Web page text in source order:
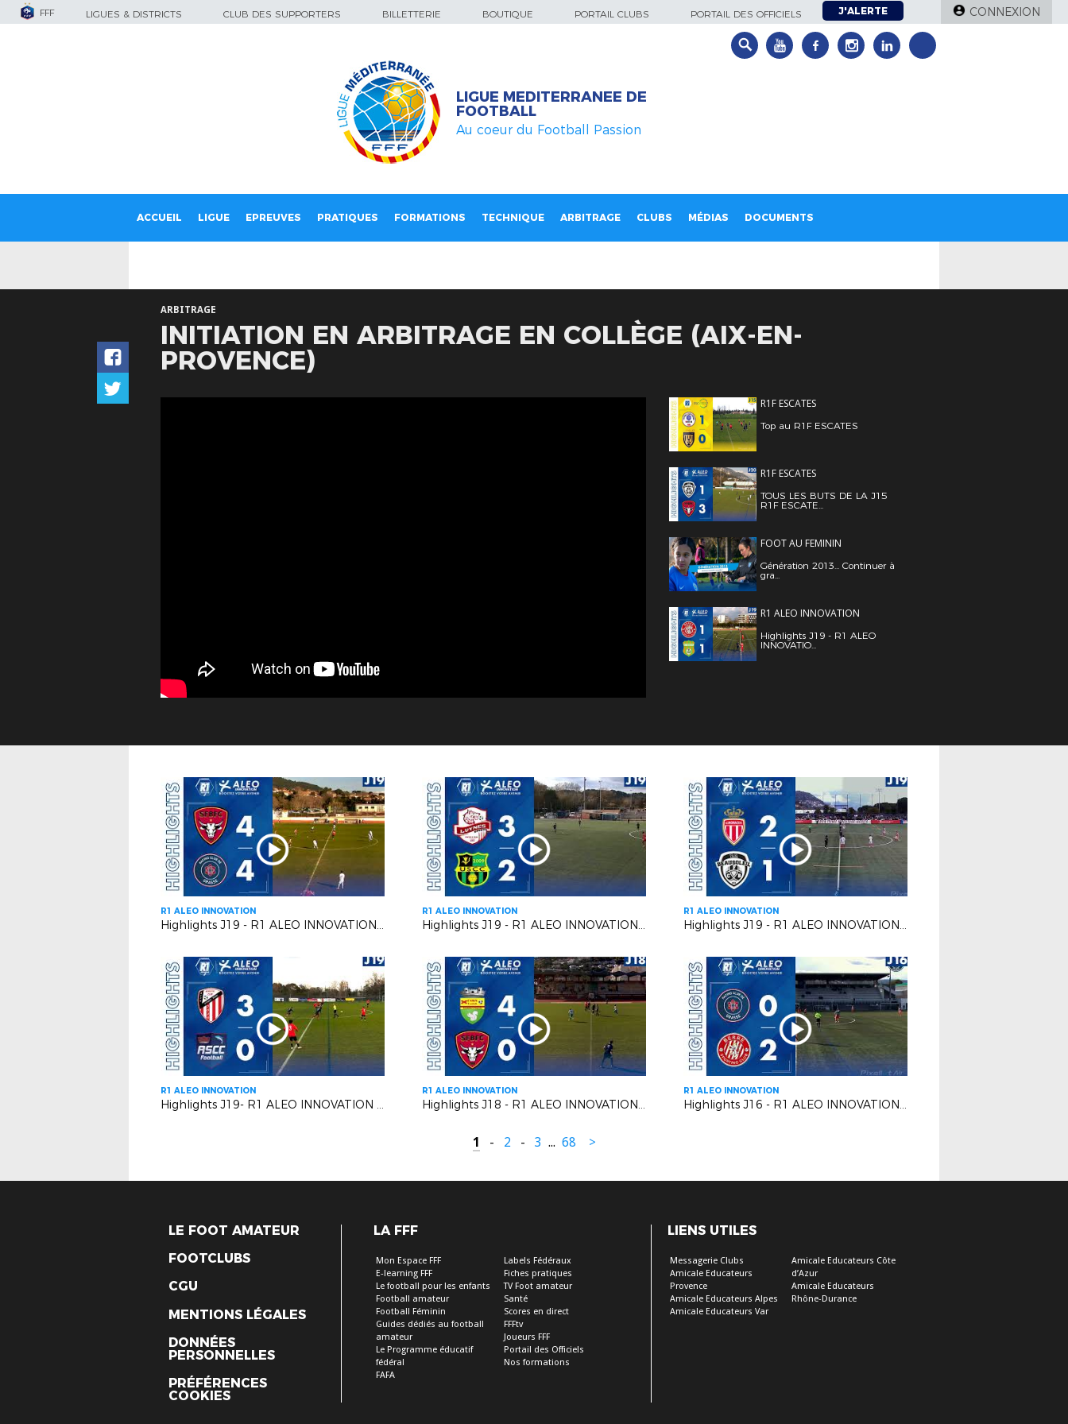
FFF LIGUES & DISTRICTS CLUB DES SUPPORTERS BILLETTERIE BOUTIQUE PORTAIL CLUBS PORTAIL DES OFFICIELS J'ALERTE CONNEXION
LIGUE MEDITERRANEE DE
FOOTBALL
Au coeur du Football Passion
ACCUEIL LIGUE EPREUVES PRATIQUES FORMATIONS TECHNIQUE ARBITRAGE CLUBS MÉDIAS DOCUMENTS
ARBITRAGE
INITIATION EN ARBITRAGE EN COLLÈGE (AIX-EN-
PROVENCE)
R1F ESCATES
Top au R1F ESCATES
R1F ESCATES
TOUS LES BUTS DE LA J15
R1F ESCATE...
FOOT AU FEMININ
Génération 2013... Continuer à
gra...
R1 ALEO INNOVATION
Highlights J19 - R1 ALEO
INNOVATIO...
R1 ALEO INNOVATION
Highlights J19 - R1 ALEO INNOVATION | Six Fours Le Brusc VS RC Pays de Grasse 2
R1 ALEO INNOVATION
Highlights J19 - R1 ALEO INNOVATION | Luynes S VS US Carqueiranne Crau
R1 ALEO INNOVATION
Highlights J19 - R1 ALEO INNOVATION | AS Monaco FC 2 VS FC Beausoleil
R1 ALEO INNOVATION
Highlights J19- R1 ALEO INNOVATION | AC Vedène Le Pontet VS AS Cagnes Le Cros
R1 ALEO INNOVATION
Highlights J18 - R1 ALEO INNOVATION | US Mandelieu LN VS Six Fours le Brusc
R1 ALEO INNOVATION
Highlights J16 - R1 ALEO INNOVATION | R.C GRASSE VS BERRE SP.C
1 - 2 - 3 ... 68 >
LE FOOT AMATEUR
FOOTCLUBS
CGU
MENTIONS LÉGALES
DONNÉES
PERSONNELLES
PRÉFÉRENCES
COOKIES
LA FFF
Mon Espace FFF
E-learning FFF
Le football pour les enfants
Football amateur
Football Féminin
Guides dédiés au football
amateur
Le Programme éducatif
fédéral
FAFA
Labels Fédéraux
Fiches pratiques
TV Foot amateur
Santé
Scores en direct
FFFtv
Joueurs FFF
Portail des Officiels
Nos formations
LIENS UTILES
Messagerie Clubs
Amicale Educateurs
Provence
Amicale Educateurs Alpes
Amicale Educateurs Var
Amicale Educateurs Côte
d’Azur
Amicale Educateurs
Rhône-Durance